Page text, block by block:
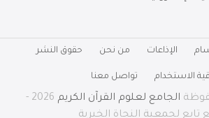
الإذاعات من نحن حقوق النشر
الاستخدام تواصل معنا
الجامع لعلوم القرآن الكريم
2026 -
تابع لجمعية النجاة الخيرية